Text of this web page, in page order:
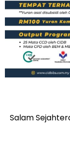
Salam